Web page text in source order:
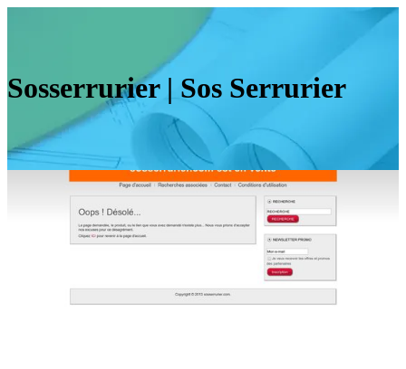
Sos­ser­ru­rier | Sos Serrurier